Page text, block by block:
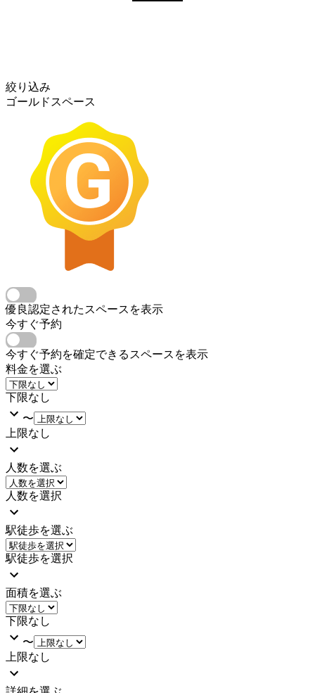
絞り込み
ゴールドスペース
優良認定されたスペースを表示
今すぐ予約
今すぐ予約を確定できるスペースを表示
料金を選ぶ
下限なし
〜
上限なし
人数を選ぶ
人数を選択
駅徒歩を選ぶ
駅徒歩を選択
面積を選ぶ
下限なし
〜
上限なし